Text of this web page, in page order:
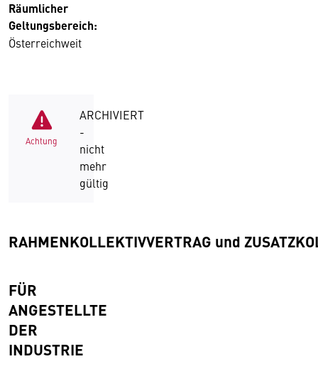
Räumlicher
Geltungsbereich:
Österreichweit
Achtung
ARCHIVIERT
-
nicht
mehr
gültig
RAHMENKOLLEKTIVVERTRAG und
FÜR
ANGESTELLTE
DER
INDUSTRIE